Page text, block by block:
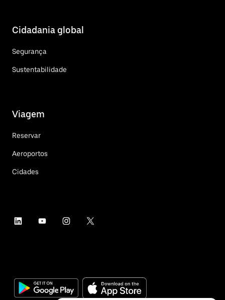
Cidadania global
Segurança
Sustentabilidade
Viagem
Reservar
Aeroportos
Cidades